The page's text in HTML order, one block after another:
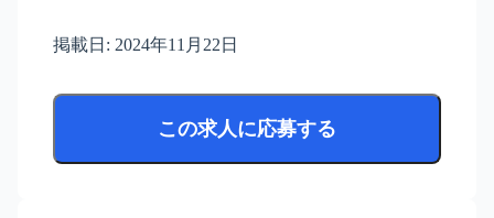
掲載日: 2024年11月22日
この求人に応募する